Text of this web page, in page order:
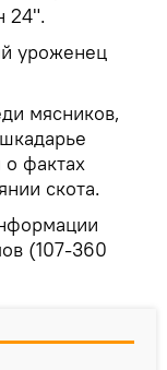
24".
уроженец
мясников,
о фактах
скота.
(107-360